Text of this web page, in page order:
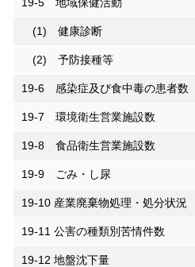
(1) 健康診断
(2) 予防接種等
19-6 感染症及び食中毒の患者数
19-7 環境衛生営業施設数
19-8 食品衛生営業施設数
19-9 ごみ・し尿
19-10 産業廃棄物処理・処分状況
19-11 公害の種類別苦情件数
19-12 地盤沈下量